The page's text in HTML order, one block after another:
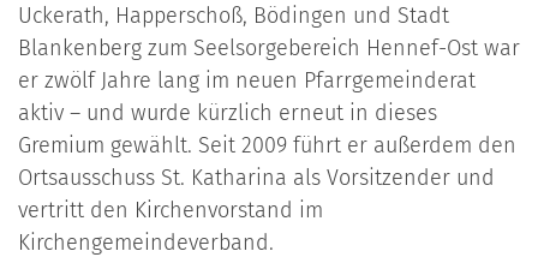
Uckerath, Happerschoß, Bödingen und Stadt
Blankenberg zum Seelsorgebereich Hennef-Ost war
er zwölf Jahre lang im neuen Pfarrgemeinderat
aktiv – und wurde kürzlich erneut in dieses
Gremium gewählt. Seit 2009 führt er außerdem den
Ortsausschuss St. Katharina als Vorsitzender und
vertritt den Kirchenvorstand im
Kirchengemeindeverband.